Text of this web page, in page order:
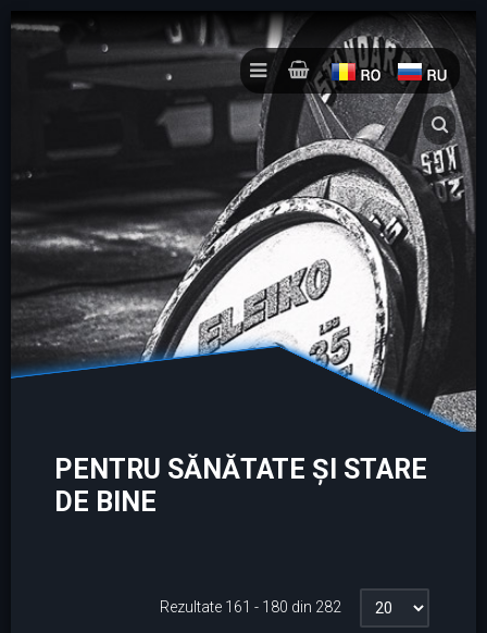
PENTRU SĂNĂTATE ȘI STARE
DE BINE
Rezultate 161 - 180 din 282